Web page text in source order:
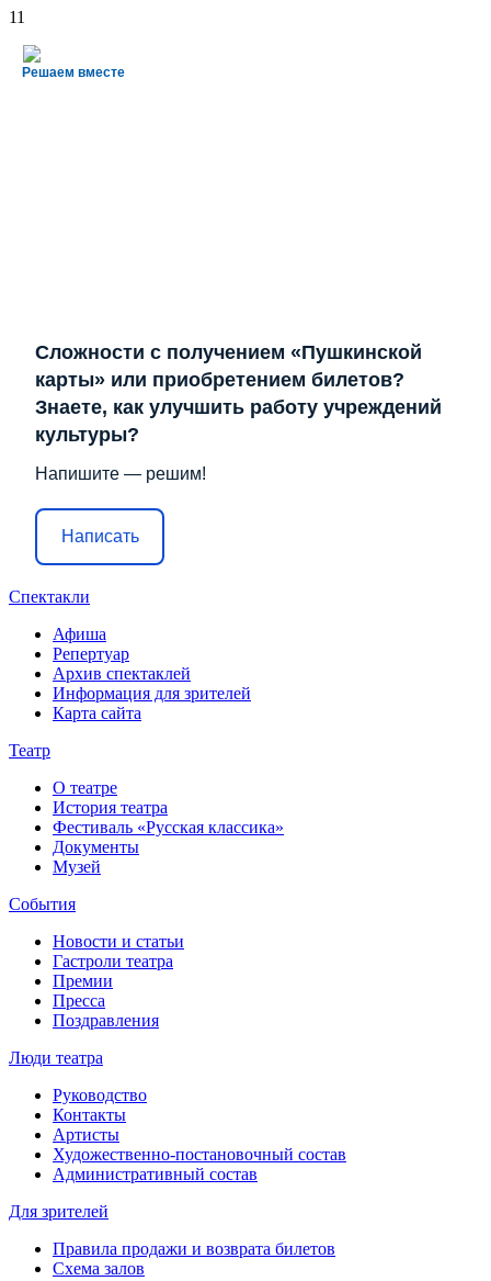
11
Решаем вместе
Сложности с получением «Пушкинской
карты» или приобретением билетов?
Знаете, как улучшить работу учреждений
культуры?
Напишите — решим!
Написать
Спектакли
Афиша
Репертуар
Архив спектаклей
Информация для зрителей
Карта сайта
Театр
О театре
История театра
Фестиваль «Русская классика»
Документы
Музей
События
Новости и статьи
Гастроли театра
Премии
Пресса
Поздравления
Люди театра
Руководство
Контакты
Артисты
Художественно-постановочный состав
Административный состав
Для зрителей
Правила продажи и возврата билетов
Схема залов